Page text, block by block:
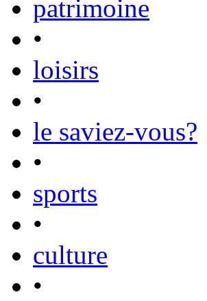
patrimoine
•
loisirs
•
le saviez-vous?
•
sports
•
culture
•